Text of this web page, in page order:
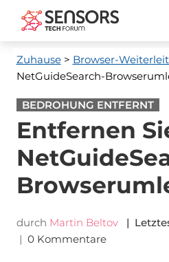
Zuhause> Browser-
NetGuideSearch-
BEDROHUNG ENTFERNT
Entfernen
durch Martin Beltov |
| 0 Kommentare